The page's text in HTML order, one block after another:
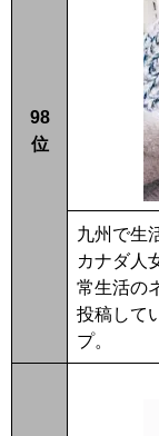
98
位
九州で生
カナダ人
常生活の
投稿して
プ。